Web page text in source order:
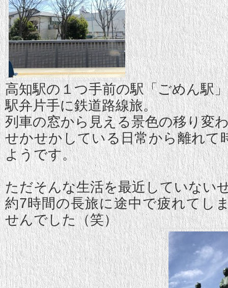
高知駅の１つ手前の駅「ごめん駅」
駅弁片手に鉄道路線旅。
列車の窓から見える景色の移り変
せかせかしている日常から離れて
ようです。
ただそんな生活を最近していない
約7時間の長旅に途中で疲れてし
せんでした（笑）